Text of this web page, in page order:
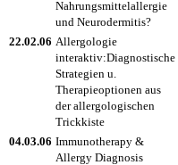
Nahrungsmittelallergie
und Neurodermitis?
22.02.06 Allergologie
interaktiv:Diagnostische
Strategien u.
Therapieoptionen aus
der allergologischen
Trickkiste
04.03.06 Immunotherapy &
Allergy Diagnosis